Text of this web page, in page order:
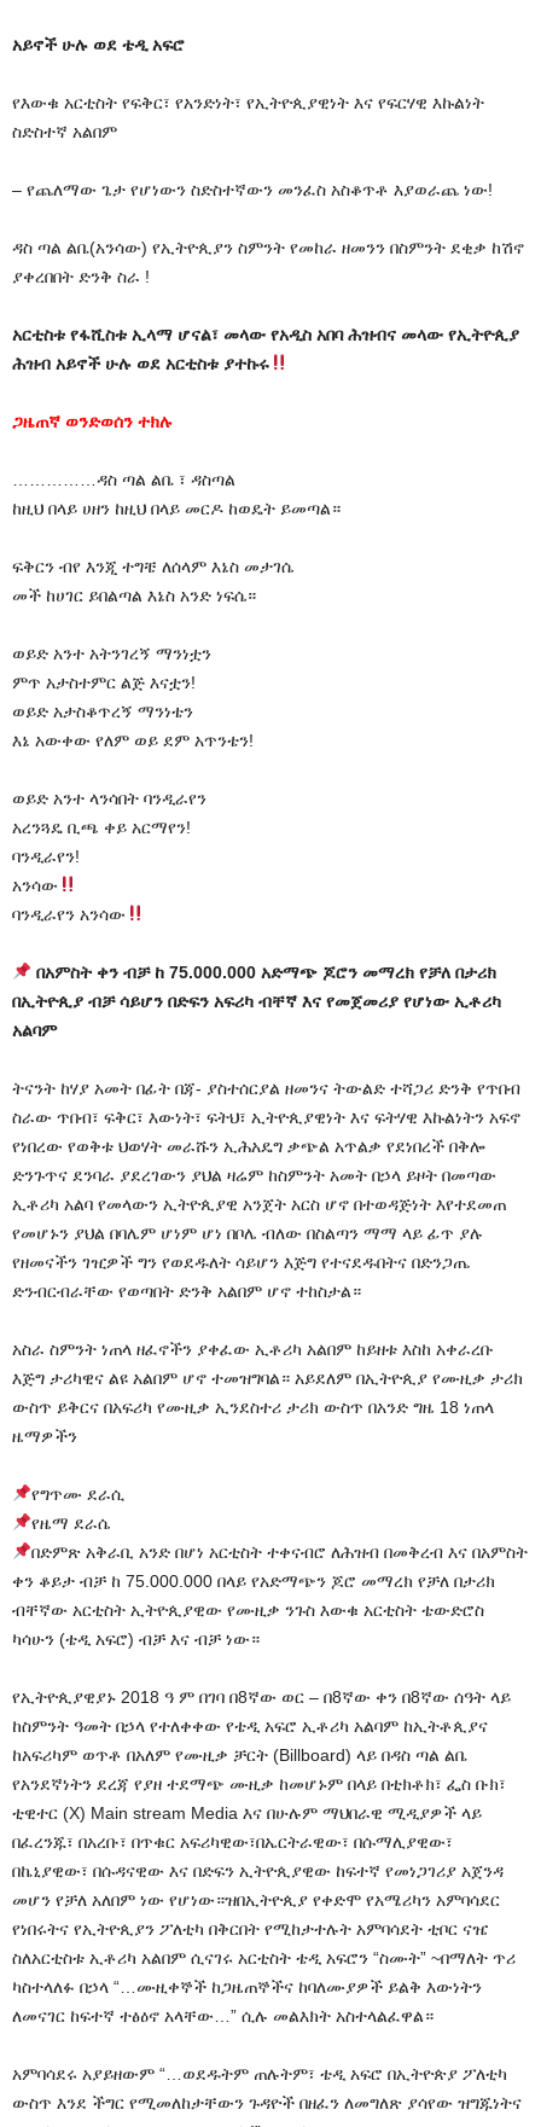
አይኖች ሁሉ ወደ ቴዲ አፍሮ
የእውቁ አርቲስት የፍቅር፣ የአንድነት፣ የኢትዮጲያዊነት እና የፍርሃዊ እኩልነት
ስድስተኛ አልበም
– የጨለማው ጌታ የሆነውን ስድስተኛውን መንፈስ አስቆጥቶ እያወራጨ ነው!
ዳስ ጣል ልቤ(አንሳው) የኢትዮጲያን ስምንት የመከራ ዘመንን በስምንት ደቂቃ ከሽኖ
ያቀረበበት ድንቅ ስራ !
አርቲስቱ የፋሺስቱ ኢላማ ሆናል፣ መላው የአዲስ አበባ ሕዝብና መላው የኢትዮጲያ
ሕዝብ አይኖች ሁሉ ወደ አርቲስቱ ያተኩሩ
ጋዜጠኛ ወንድወሰን ተክሉ
……………ዳስ ጣል ልቤ ፣ ዳስጣል
ከዚህ በላይ ሀዘን ከዚህ በላይ መርዶ ከወዴት ይመጣል።
ፍቅርን ብየ እንጂ ተግቼ ለሰላም እኔስ መታገሴ
መች ከሀገር ይበልጣል እኔስ አንድ ነፍሴ።
ወይድ አንተ አትንገረኝ ማንነቷን
ምጥ አታስተምር ልጅ እናቷን!
ወይድ አታስቆጥረኝ ማንነቴን
እኔ አውቀው የለም ወይ ደም አጥንቴን!
ወይድ አንተ ላንሳበት ባንዲራየን
አረንጓዴ ቢጫ ቀይ አርማየን!
ባንዲራየን!
አንሳው
ባንዲራየን አንሳው
በአምስት ቀን ብቻ ከ 75.000.000 አድማጭ ጆሮን መማረክ የቻለ በታሪክ
በኢትዮጲያ ብቻ ሳይሆን በድፍን አፍሪካ ብቸኛ እና የመጀመሪያ የሆነው ኢቶሪካ
አልባም
ትናንት ከሃያ አመት በፊት በጃ- ያስተሰርያል ዘመንና ትውልድ ተሻጋሪ ድንቅ የጥበብ
ስራው ጥበብ፣ ፍቅር፣ እውነት፣ ፍትህ፣ ኢትዮጲያዊነት እና ፍትሃዊ እኩልነትን አፍኖ
የነበረው የወቅቱ ህወሃት መራሹን ኢሕአዴግ ቃጭል አጥልቃ የደነበረች በቅሎ
ድንጉጥና ደንባራ ያደረገውን ያህል ዛሬም ከስምንት አመት በኃላ ይዞት በመጣው
ኢቶሪካ አልባ የመላውን ኢትዮጲያዊ አንጀት አርስ ሆኖ በተወዳጅነት እየተደመጠ
የመሆኑን ያህል በባሌም ሆነም ሆነ በቦሌ ብለው በስልጣን ማማ ላይ ፊጥ ያሉ
የዘመናችን ገዢዎች ግን የወደዱለት ሳይሆን እጅግ የተናደዱበትና በድንጋጤ
ድንብርብራቸው የወጣበት ድንቅ አልበም ሆኖ ተከስታል።
አስራ ስምንት ነጠላ ዘፈኖችን ያቀፈው ኢቶሪካ አልበም ከይዘቱ እስከ አቀራረቡ
እጅግ ታሪካዊና ልዩ አልበም ሆኖ ተመዝግባል። አይደለም በኢትዮጲያ የሙዚቃ ታሪክ
ውስጥ ይቅርና በአፍሪካ የሙዚቃ ኢንደስተሪ ታሪክ ውስጥ በአንድ ግዜ 18 ነጠላ
ዜማዎችን
የግጥሙ ደራሲ
የዜማ ደራሴ
በድምጽ አቅራቢ አንድ በሆነ አርቲስት ተቀናብሮ ለሕዝብ በመቅረብ እና በአምስት
ቀን ቆይታ ብቻ ከ 75.000.000 በላይ የአድማጭን ጆሮ መማረክ የቻለ በታሪክ
ብቸኛው አርቲስት ኢትዮጲያዊው የሙዚቃ ንጉስ እውቁ አርቲስት ቴውድሮስ
ካሳሁን (ቴዲ አፍሮ) ብቻ እና ብቻ ነው።
የኢትዮጲያዊያኑ 2018 ዓ ም በገባ በ8ኛው ወር – በ8ኛው ቀን በ8ኛው ሰዓት ላይ
ከስምንት ዓመት በኃላ የተለቀቀው የቴዲ አፍሮ ኢቶሪካ አልባም ከኢትቶጲያና
ከአፍሪካም ወጥቶ በአለም የሙዚቃ ቻርት (Billboard) ላይ በዳስ ጣል ልቤ
የአንደኛነትን ደረጃ የያዘ ተደማጭ ሙዚቃ ከመሆኑም በላይ በቲክቶክ፣ ፌስ ቡክ፣
ቲዊተር (X) Main stream Media እና በሁሉም ማህበራዊ ሚዲያዎች ላይ
በፈረንጁ፣ በአረቡ፣ በጥቁር አፍሪካዊው፣በኤርትራዊው፣ በሱማሊያዊው፣
በኬኒያዊው፣ በሱዳናዊው እና በድፍን ኢትዮጲያዊው ከፍተኛ የመነጋገሪያ አጀንዳ
መሆን የቻለ አለበም ነው የሆነው።ዝበኢትዮጲያ የቀድሞ የአሜሪካን አምባሳደር
የነበሩትና የኢትዮጲያን ፖለቲካ በቅርበት የሚከታተሉት አምባሳደት ቲቦር ናዤ
ስለአርቲስቱ ኢቶሪካ አልበም ሲናገሩ አርቲስት ቴዲ አፍሮን “ስሙት” ~በማለት ጥሪ
ካስተላለፉ በኃላ “…ሙዚቀኞች ከጋዜጠኞችና ከባለሙያዎች ይልቅ እውነትን
ለመናገር ከፍተኛ ተፅዕኖ አላቸው…” ሲሉ መልእክት አስተላልፈዋል።
አምባሳደሩ አያይዘውም “…ወደዱትም ጠሉትም፣ ቴዲ አፍሮ በኢትዮጵያ ፖለቲካ
ውስጥ እንደ ችግር የሚመለከታቸውን ጉዳዮች በዘፈን ለመግለጽ ያሳየው ዝግጁነትና